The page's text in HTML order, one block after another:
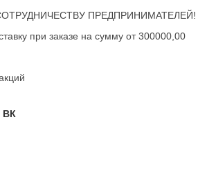
ПРЕДПРИНИМАТЕЛЕЙ!
при заказе на сумму от 300000,00
ВК